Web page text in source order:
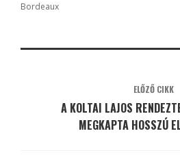
Bordeaux
ELŐZŐ CIKK
A KOLTAI LAJOS
MEGKAPTA HOSSZÚ